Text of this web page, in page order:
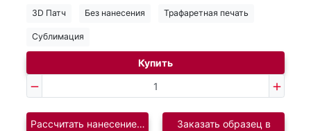
3D Патч Без нанесения Трафаретная печать
Сублимация
Купить
Рассчитать нанесение логотипаЗаказать образец в